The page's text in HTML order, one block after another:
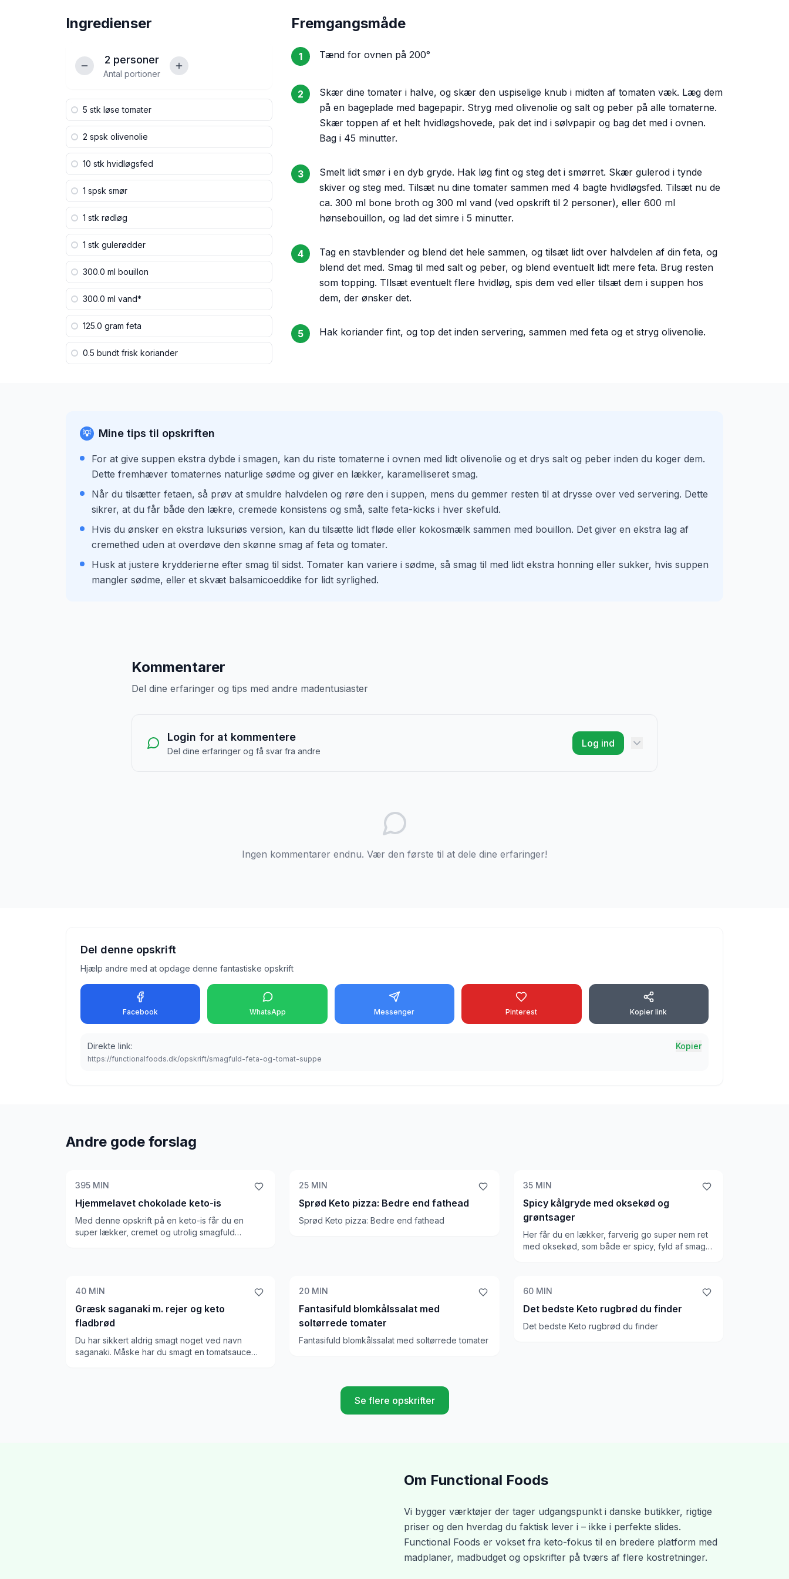
Ingredienser
2 personer
Antal portioner
5 stk løse tomater
2 spsk olivenolie
10 stk hvidløgsfed
1 spsk smør
1 stk rødløg
1 stk gulerødder
300.0 ml bouillon
300.0 ml vand*
125.0 gram feta
0.5 bundt frisk koriander
Fremgangsmåde
1 Tænd for ovnen på 200°
2
Skær dine tomater i halve, og skær den uspiselige knub i midten af tomaten væk. Læg dem
på en bageplade med bagepapir. Stryg med olivenolie og salt og peber på alle tomaterne.
Skær toppen af et helt hvidløgshovede, pak det ind i sølvpapir og bag det med i ovnen.
Bag i 45 minutter.
3
Smelt lidt smør i en dyb gryde. Hak løg fint og steg det i smørret. Skær gulerod i tynde
skiver og steg med. Tilsæt nu dine tomater sammen med 4 bagte hvidløgsfed. Tilsæt nu de
ca. 300 ml bone broth og 300 ml vand (ved opskrift til 2 personer), eller 600 ml
hønsebouillon, og lad det simre i 5 minutter.
4
Tag en stavblender og blend det hele sammen, og tilsæt lidt over halvdelen af din feta, og
blend det med. Smag til med salt og peber, og blend eventuelt lidt mere feta. Brug resten
som topping. TIlsæt eventuelt flere hvidløg, spis dem ved eller tilsæt dem i suppen hos
dem, der ønsker det.
5 Hak koriander fint, og top det inden servering, sammen med feta og et stryg olivenolie.
💡 Mine tips til opskriften
For at give suppen ekstra dybde i smagen, kan du riste tomaterne i ovnen med lidt olivenolie og et drys salt og peber inden du koger dem.
Dette fremhæver tomaternes naturlige sødme og giver en lækker, karamelliseret smag.
Når du tilsætter fetaen, så prøv at smuldre halvdelen og røre den i suppen, mens du gemmer resten til at drysse over ved servering. Dette
sikrer, at du får både den lækre, cremede konsistens og små, salte feta-kicks i hver skefuld.
Hvis du ønsker en ekstra luksuriøs version, kan du tilsætte lidt fløde eller kokosmælk sammen med bouillon. Det giver en ekstra lag af
cremethed uden at overdøve den skønne smag af feta og tomater.
Husk at justere krydderierne efter smag til sidst. Tomater kan variere i sødme, så smag til med lidt ekstra honning eller sukker, hvis suppen
mangler sødme, eller et skvæt balsamicoeddike for lidt syrlighed.
Kommentarer
Del dine erfaringer og tips med andre madentusiaster
Login for at kommentere
Del dine erfaringer og få svar fra andre
Log ind
Ingen kommentarer endnu. Vær den første til at dele dine erfaringer!
Del denne opskrift
Hjælp andre med at opdage denne fantastiske opskrift
Facebook WhatsApp Messenger Pinterest Kopier link
Direkte link: Kopier
https://functionalfoods.dk/opskrift/smagfuld-feta-og-tomat-suppe
Andre gode forslag
395 MIN
Hjemmelavet chokolade keto-is
Med denne opskrift på en keto-is får du en
super lækker, cremet og utrolig smagfuld
ca. 14 dage i fryseren
25 MIN
Sprød Keto pizza: Bedre end fathead
Sprød Keto pizza: Bedre end fathead
35MIN
Spicy kålgryde med oksekød og
grøntsager
Her får du en lækker, farverig go super nem ret
med oksekød, som både er spicy, fyld af smag
40 MIN
Græsk saganaki m. rejer og keto
fladbrød
Du har sikkert aldrig smagt noget ved navn
saganaki. Måske har du smagt en tomatsauce
20 MIN
Fantasifuld blomkålssalat med
soltørrede tomater
Fantasifuld blomkålssalat med soltørrede tomater
60MIN
Det bedste Keto rugbrød du finder
Det bedste Keto rugbrød du finder
Se flere opskrifter
Om Functional Foods
Vi bygger værktøjer der tager udgangspunkt i danske butikker, rigtige
priser og den hverdag du faktisk lever i – ikke i perfekte slides.
Functional Foods er vokset fra keto-fokus til en bredere platform med
madplaner, madbudget og opskrifter på tværs af flere kostretninger.